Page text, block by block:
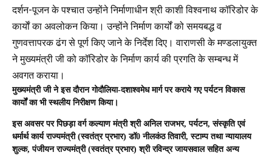
दर्शन-पूजन के पश्चात उन्होंने निर्माणाधीन श्री काशी विश्वनाथ कॉरिडोर के
कार्याें का अवलोकन किया। उन्होंने निर्माण कार्यों को समयबद्ध व
गुणवत्तापरक ढंग से पूर्ण किए जाने के निर्देश दिए। वाराणसी के मण्डलायुक्त
ने मुख्यमंत्री जी को कॉरिडोर के निर्माण कार्य की प्रगति के सम्बन्ध में
अवगत कराया।
मुख्यमंत्री जी ने इस दौरान गोदौलिया-दशाश्वमेध मार्ग पर कराये गए पर्यटन विकास
कार्यों का भी स्थलीय निरीक्षण किया।
इस अवसर पर पिछड़ा वर्ग कल्याण मंत्री श्री अनिल राजभर, पर्यटन, संस्कृति एवं
धर्मार्थ कार्य राज्यमंत्री (स्वतंत्र प्रभार) डॉ0 नीलकंठ तिवारी, स्टाम्प तथा न्यायालय
शुल्क, पंजीयन राज्यमंत्री (स्वतंत्र प्रभार) श्री रविन्द्र जायसवाल सहित अन्य